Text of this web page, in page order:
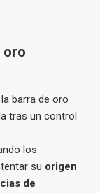
oro
la barra de oro
tras un control
los
su origen
de